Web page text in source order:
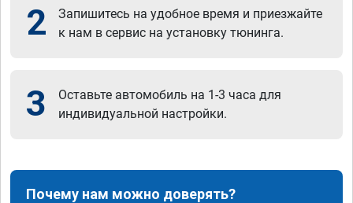
2
Запишитесь на удобное время и приезжайте
к нам в сервис на установку тюнинга.
3
Оставьте автомобиль на 1-3 часа для
индивидуальной настройки.
Почему нам можно доверять?